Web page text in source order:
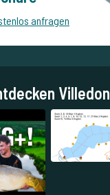
anfragen
Villedon